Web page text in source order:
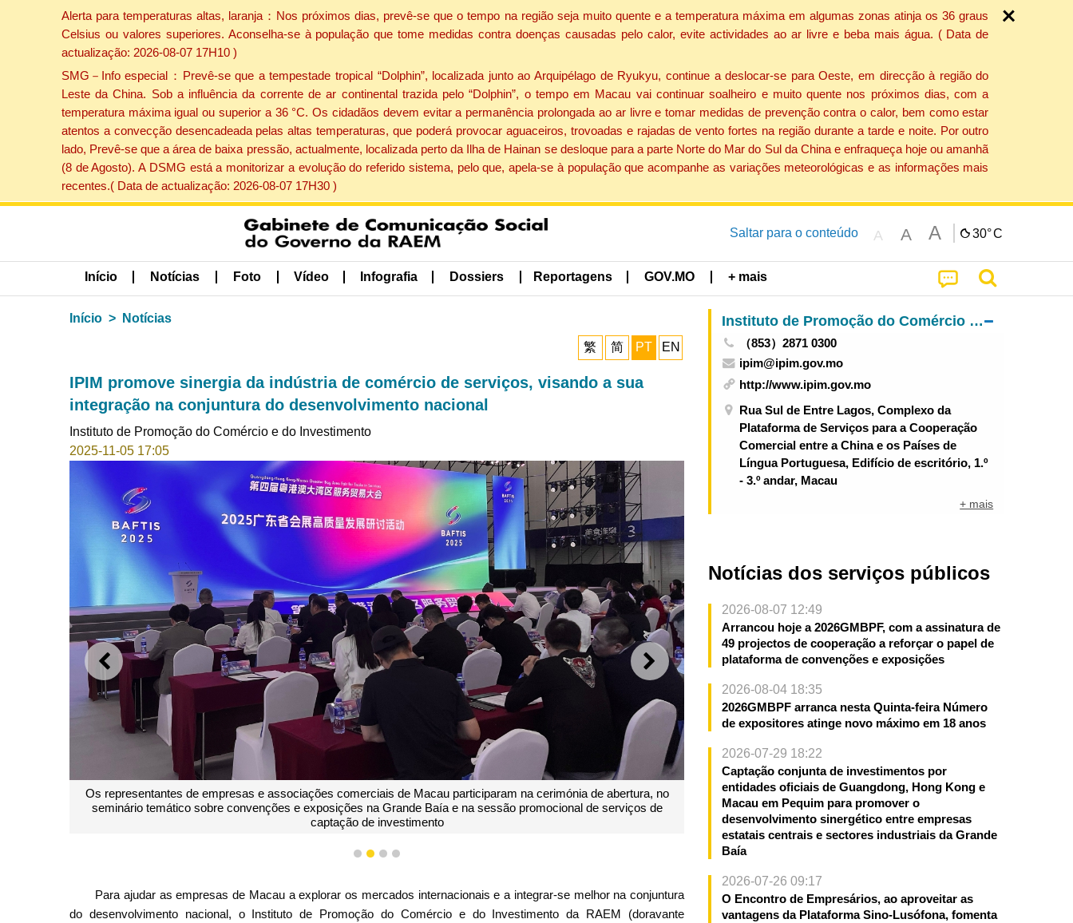
Alerta para temperaturas altas, laranja：Nos próximos dias, prevê-se que o tempo na região seja muito quente e a temperatura máxima em algumas zonas atinja os 36 graus
Celsius ou valores superiores. Aconselha-se à população que tome medidas contra doenças causadas pelo calor, evite actividades ao ar livre e beba mais água. ( Data de
actualização: 2026-08-07 17H10 )
SMG－Info especial：Prevê-se que a tempestade tropical “Dolphin”, localizada junto ao Arquipélago de Ryukyu, continue a deslocar-se para Oeste, em direcção à região do
Leste da China. Sob a influência da corrente de ar continental trazida pelo “Dolphin”, o tempo em Macau vai continuar soalheiro e muito quente nos próximos dias, com a
temperatura máxima igual ou superior a 36 °C. Os cidadãos devem evitar a permanência prolongada ao ar livre e tomar medidas de prevenção contra o calor, bem como estar
atentos a convecção desencadeada pelas altas temperaturas, que poderá provocar aguaceiros, trovoadas e rajadas de vento fortes na região durante a tarde e noite. Por outro
lado, Prevê-se que a área de baixa pressão, actualmente, localizada perto da Ilha de Hainan se desloque para a parte Norte do Mar do Sul da China e enfraqueça hoje ou amanhã
(8 de Agosto). A DSMG está a monitorizar a evolução do referido sistema, pelo que, apela-se à população que acompanhe as variações meteorológicas e as informações mais
recentes.( Data de actualização: 2026-08-07 17H30 )
Saltar para o conteúdo A A A 30°C
Início Notícias Foto Vídeo Infografia Dossiers Reportagens GOV.MO + mais
Início Notícias
繁 简 PT EN
IPIM promove sinergia da indústria de comércio de serviços, visando a sua
integração na conjuntura do desenvolvimento nacional
Instituto de Promoção do Comércio e do Investimento
2025-11-05 17:05
ANTERIOR SEGUINTE
Os representantes de empresas e associações comerciais de Macau participaram na cerimónia de abertura, no
seminário temático sobre convenções e exposições na Grande Baía e na sessão promocional de serviços de
captação de investimento
1 2 3 4
Para ajudar as empresas de Macau a explorar os mercados internacionais e a integrar-se melhor na conjuntura
do desenvolvimento nacional, o Instituto de Promoção do Comércio e do Investimento da RAEM (doravante
Instituto de Promoção do Comércio e do Investimento
（853）2871 0300
ipim@ipim.gov.mo
http://www.ipim.gov.mo
Rua Sul de Entre Lagos, Complexo da
Plataforma de Serviços para a Cooperação
Comercial entre a China e os Países de
Língua Portuguesa, Edifício de escritório, 1.º
- 3.º andar, Macau
+ mais
Notícias dos serviços públicos
2026-08-07 12:49
Arrancou hoje a 2026GMBPF, com a assinatura de
49 projectos de cooperação a reforçar o papel de
plataforma de convenções e exposições
2026-08-04 18:35
2026GMBPF arranca nesta Quinta-feira Número
de expositores atinge novo máximo em 18 anos
2026-07-29 18:22
Captação conjunta de investimentos por
entidades oficiais de Guangdong, Hong Kong e
Macau em Pequim para promover o
desenvolvimento sinergético entre empresas
estatais centrais e sectores industriais da Grande
Baía
2026-07-26 09:17
O Encontro de Empresários, ao aproveitar as
vantagens da Plataforma Sino-Lusófona, fomenta